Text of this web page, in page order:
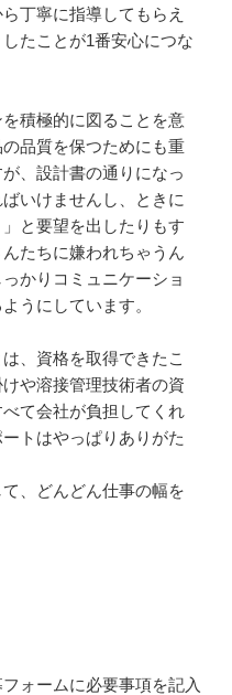
丁寧に指導してもらえ
たことが1番安心につな
積極的に図ることを意
品質を保つためにも重
、設計書の通りになっ
いけませんし、ときに
と要望を出したりもす
たちに嫌われちゃうん
かりコミュニケーショ
うにしています。
、資格を取得できたこ
や溶接管理技術者の資
て会社が負担してくれ
トはやっぱりありがた
、どんどん仕事の幅を
ォームに必要事項を記入